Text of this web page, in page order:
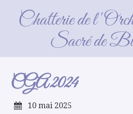
Chatterie de
Sacré de
CGA
CGA 2024
10 mai 2025